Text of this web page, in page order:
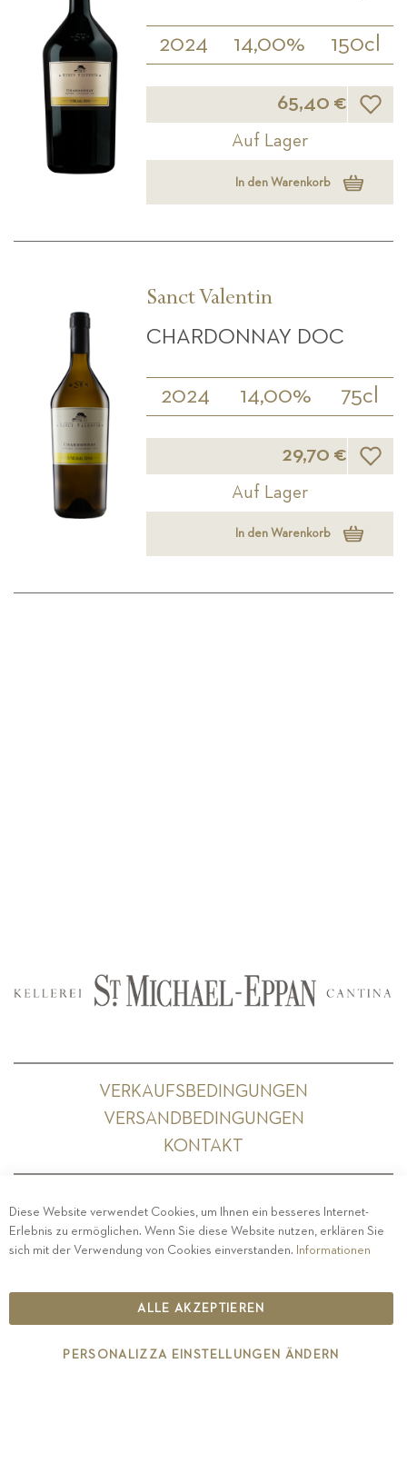
2024 14,00% 150cl
65,40 €
Auf Lager
In den Warenkorb
Sanct Valentin
CHARDONNAY DOC
2024 14,00% 75cl
29,70 €
Auf Lager
In den Warenkorb
VERKAUFSBEDINGUNGEN
VERSANDBEDINGUNGEN
KONTAKT
PRIVACY-IMPRESSUM- COOKIE POLICY-
ETHISCHER KODEX
IT00126670215
Diese Website verwendet Cookies, um Ihnen ein besseres Internet-
Erlebnis zu ermöglichen. Wenn Sie diese Website nutzen, erklären Sie
sich mit der Verwendung von Cookies einverstanden. Informationen
ALLE AKZEPTIEREN
PERSONALIZZA EINSTELLUNGEN ÄNDERN